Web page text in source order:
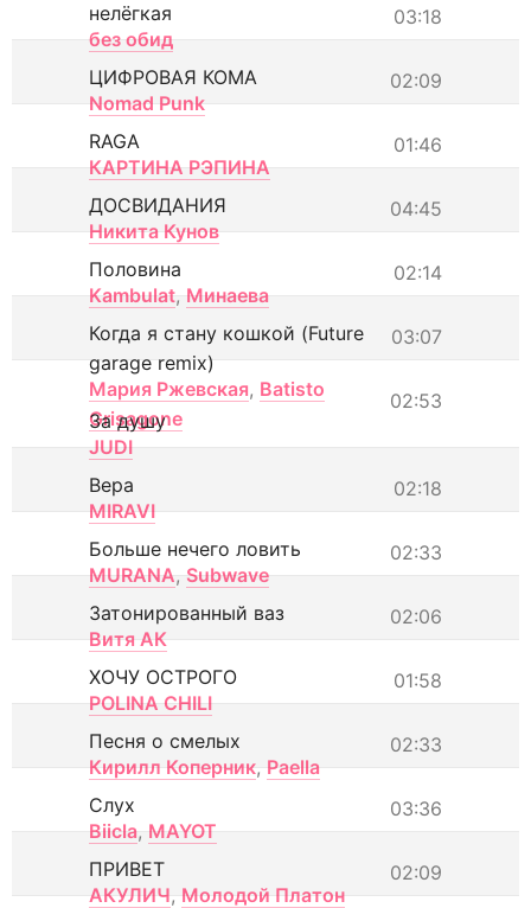
03:18
нелёгкая
без обид
02:09
ЦИФРОВАЯ КОМА
Nomad Punk
01:46
RAGA
КАРТИНА РЭПИНА
04:45
ДОСВИДАНИЯ
Никита Кунов
02:14
Половина
Kambulat, Минаева
03:07
Когда я стану кошкой (Future
garage remix)
Мария Ржевская, Batisto
Grisagone
02:53
За душу
JUDI
02:18
Вера
MIRAVI
02:33
Больше нечего ловить
MURANA, Subwave
02:06
Затонированный ваз
Витя АК
01:58
ХОЧУ ОСТРОГО
POLINA CHILI
02:33
Песня о смелых
Кирилл Коперник, Paella
03:36
Слух
Biicla, MAYOT
02:09
ПРИВЕТ
АКУЛИЧ, Молодой Платон